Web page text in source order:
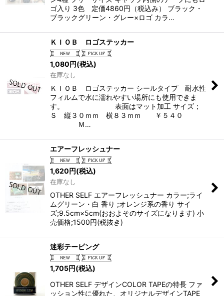
ゴ入り 3色 定価4860円（税込み） ブラック・
ブラックグリーン・グレー×ロゴ カラ…
ＫＩＯＢ ロゴステッカー
1,080円(税込)
在庫なし
ＫＩＯＢ ロゴステッカー シールタイプ 耐水性
フィルムで水に濡れやすい場所にも使用できま
す。 表面はマット加工 サイズ；
Ｓ 縦３０ｍｍ 横８３ｍｍ ￥５４０
Ｍ…
エアーフレッシュナー
1,620円(税込)
在庫なし
OTHER SELF エアーフレッシュナー カラー;ライ
ムグリーン・白 香り ;オレンジ系の香り サイ
ズ;9.5cm×5cm(おおよそのサイズになります) 小
売価格;1500円(税抜き)
迷彩テーピング
1,705円(税込)
OTHER SELF デザインCOLOR TAPEの特長 ファ
ッション性に優れた、オリジナルデザインTAPE